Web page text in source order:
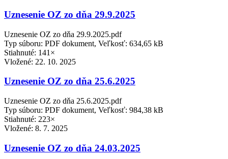
Uznesenie OZ zo dňa 29.9.2025
Uznesenie OZ zo dňa 29.9.2025.pdf
Typ súboru: PDF dokument, Veľkosť: 634,65 kB
Stiahnuté: 141×
Vložené: 22. 10. 2025
Uznesenie OZ zo dňa 25.6.2025
Uznesenie OZ zo dňa 25.6.2025.pdf
Typ súboru: PDF dokument, Veľkosť: 984,38 kB
Stiahnuté: 223×
Vložené: 8. 7. 2025
Uznesenie OZ zo dňa 24.03.2025